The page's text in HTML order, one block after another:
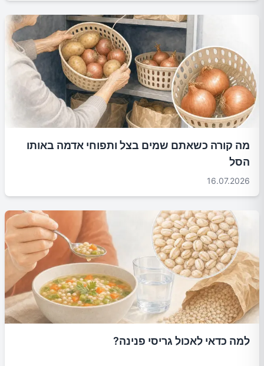
מה קורה כשאתם שמים בצל ותפוחי אדמה באותו
הסל
16.07.2026
למה כדאי לאכול גריסי פנינה?